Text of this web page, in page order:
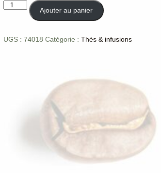
quantité
-
Ajouter au panier
UGS :74018 Catégorie :Thés & infusions